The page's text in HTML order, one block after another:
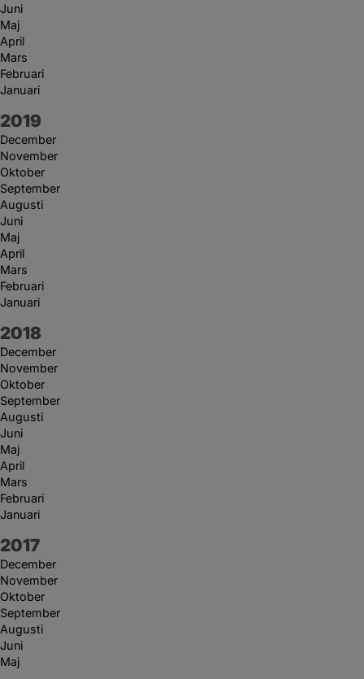
Juni
Maj
April
Mars
Februari
Januari
År:
2019
December
November
Oktober
September
Augusti
Juni
Maj
April
Mars
Februari
Januari
År:
2018
December
November
Oktober
September
Augusti
Juni
Maj
April
Mars
Februari
Januari
År:
2017
December
November
Oktober
September
Augusti
Juni
Maj